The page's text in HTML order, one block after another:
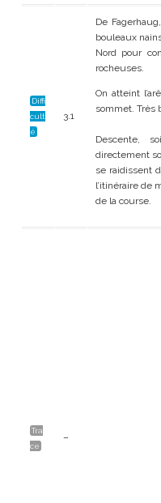
Diffi
cult
é
3.1
De
bouleaux
Nord pour
rocheuses.
On atteint
sommet. Très
Descente,
directement
se raidissent
l’itinéraire de
de la course.
Tra
ce
–